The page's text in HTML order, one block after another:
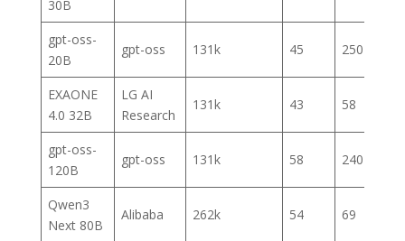
30B
gpt-oss-
20B
gpt-oss 131k 45 250+
EXAONE
4.0 32B
LG AI
Research
131k 43 58
gpt-oss-
120B
gpt-oss 131k 58 240+
Qwen3
Next 80B
Alibaba 262k 54 69